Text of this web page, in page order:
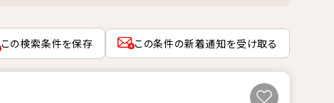
この検索条件を保存 この条件の新着通知を受け取る